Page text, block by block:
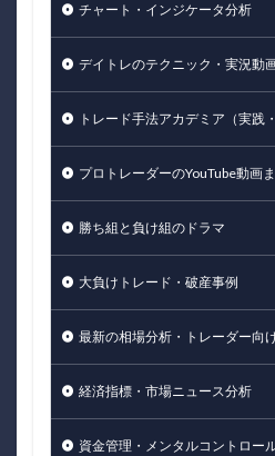
チャート・インジケータ分析
デイトレのテクニック・実況動
トレード手法アカデミア（実践
プロトレーダーのYouTube動画
勝ち組と負け組のドラマ
大負けトレード・破産事例
最新の相場分析・トレーダー向
経済指標・市場ニュース分析
資金管理・メンタルコントロー